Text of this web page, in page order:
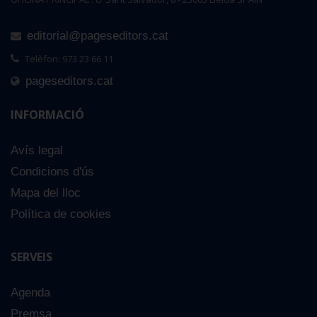
editorial@pageseditors.cat
Telèfon: 973 23 66 11
pageseditors.cat
INFORMACIÓ
Avís legal
Condicions d'ús
Mapa del lloc
Política de cookies
SERVEIS
Agenda
Premsa